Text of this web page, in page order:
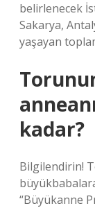
belirlenecek
Sakarya,
yaşayan
kadar?
Bilgilendirin!
“Büyükanne